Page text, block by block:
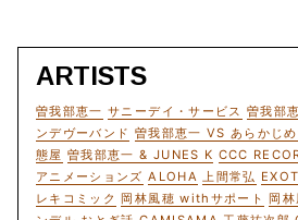
ARTISTS
曽我部恵一 サニーデイ・サービス 曽我部
ンデヴーバンド 曽我部恵一 VS あらかじ
態屋 曽我部恵一 & JUNES K CCC
アニメーションズ ALOHA 上間常弘
レキコミック 岡林風穂 withサポート 岡林